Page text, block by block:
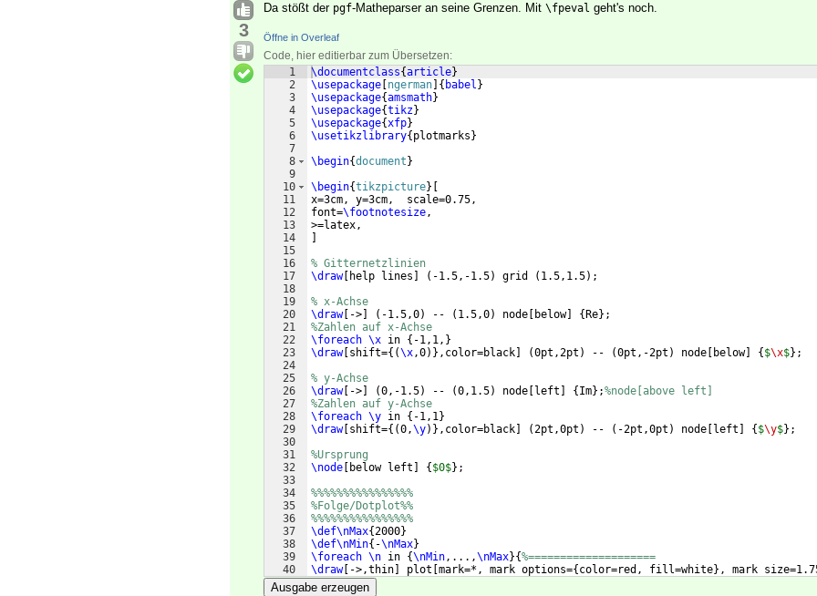
3
Da stößt der pgf-Matheparser an seine Grenzen. Mit \fpeval geht's noch.
Öffne in Overleaf
Code, hier editierbar zum Übersetzen:
1
2
3
4
5
6
7
8
9
10
11
12
13
14
15
16
17
18
19
20
21
22
23
24
25
26
27
28
29
30
31
32
33
34
35
36
37
38
39
40
41
\documentclass{article}
\usepackage ngerman { babel }
\usepackage{amsmath}
\usepackage{tikz}
\usepackage{xfp}
\usetikzlibrary{ plotmarks }
\begin{document }
\begin{tikzpicture}
x=3cm, y=3cm,  scale=0.75,
font=\footnotesize,
>=latex,
% Gitternetzlinien
\draw[ help lines ( -1.5,-1.5) grid ( 1.5,1.5) ;
% x-Achse
\draw[ -> ( -1.5,0) -- ( 1.5,0) node below] { Re} ;
%Zahlen auf x-Achse
\foreach \x in { -1,1, }
\draw[ shift={(\x,0)} ,color=black (0pt,2pt ) -- (0pt,-2pt ) node below] { $\x$} ;
% y-Achse
\draw[ -> (0,-1.5) -- (0,1.5) node left { Im} ;%node[above left]
%Zahlen auf y-Achse
\foreach \y in { -1,1}
\draw[ shift={(0,\y)} ,color=black (2pt,0pt ) -- ( -2pt,0pt ) node left { $\y$} ;
%Ursprung
\node
below left { $0$} ;
%%%%%%%%%%%%%%%%
%Folge/Dotplot%%
%%%%%%%%%%%%%%%%
\def\nMax{2000}
\def\nMin{ -\nMax}
\foreach \n in {\nMin,...,\nMax}{%====================
\draw[ ->,thin plot mark=*, mark options={ color=red, fill=white} , mark
coordinates
Ausgabe erzeugen